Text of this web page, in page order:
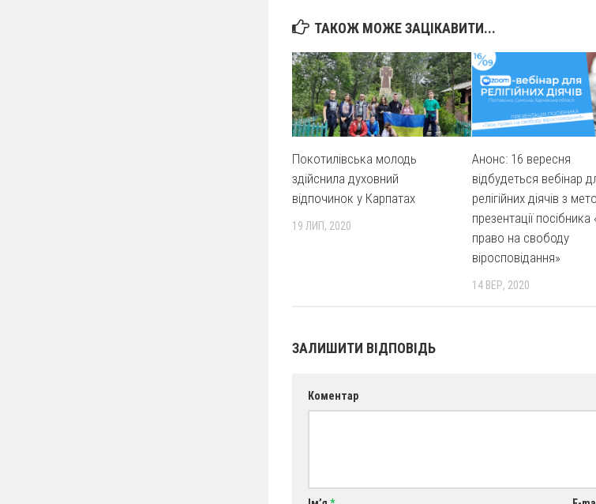
ТАКОЖ МОЖЕ ЗАЦІКАВИТИ...
Покотилівська молодь
здійснила духовний
відпочинок у Карпатах
19 ЛИП, 2020
Анонс: 16 вересня
відбудеться вебінар
релігійних діячів з
презентації посібника
право на свободу
віросповідання»
14 ВЕР, 2020
ЗАЛИШИТИ ВІДПОВІДЬ
Коментар